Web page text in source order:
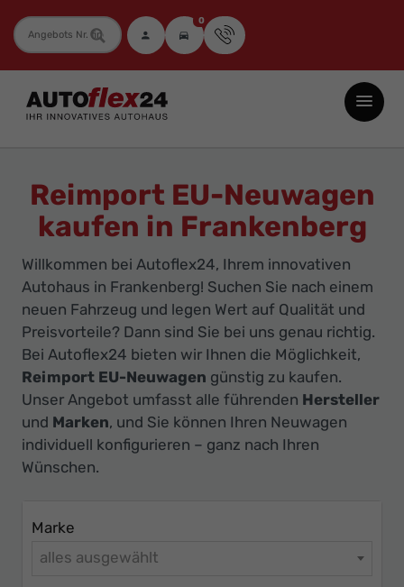
Fahrzeugnummer 0
Autoflex24
GmbH
Neuwagen
Jahreswagen
Gebrauchtwagen
zu
Top-
Preisen
-
Ihr
Innovatives
Autohaus
Reimport EU-Neuwagen
kaufen in Frankenberg
Willkommen bei Autoflex24, Ihrem innovativen
Autohaus in Frankenberg! Suchen Sie nach einem
neuen Fahrzeug und legen Wert auf Qualität und
Preisvorteile? Dann sind Sie bei uns genau richtig.
Bei Autoflex24 bieten wir Ihnen die Möglichkeit,
Reimport EU-Neuwagen günstig zu kaufen.
Unser Angebot umfasst alle führenden Hersteller
und Marken, und Sie können Ihren Neuwagen
individuell konfigurieren – ganz nach Ihren
Wünschen.
Marke
alles ausgewählt